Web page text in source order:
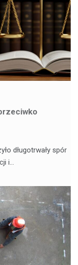
długotrwały spór
i…